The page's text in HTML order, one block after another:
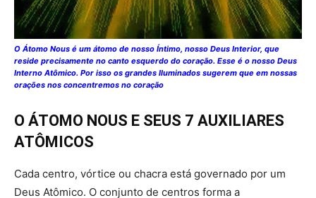
O Átomo Nous é um átomo de nosso Íntimo, nosso Deus Interior, que
reside precisamente no canto esquerdo do coração. Esse é o nosso Deus
Interno Atômico. Por isso os grandes Iluminados sugerem que em nossas
orações nos concentremos no coração
O ÁTOMO NOUS E SEUS 7 AUXILIARES
ATÔMICOS
Cada centro, vórtice ou chacra está governado por um
Deus Atômico. O conjunto de centros forma a